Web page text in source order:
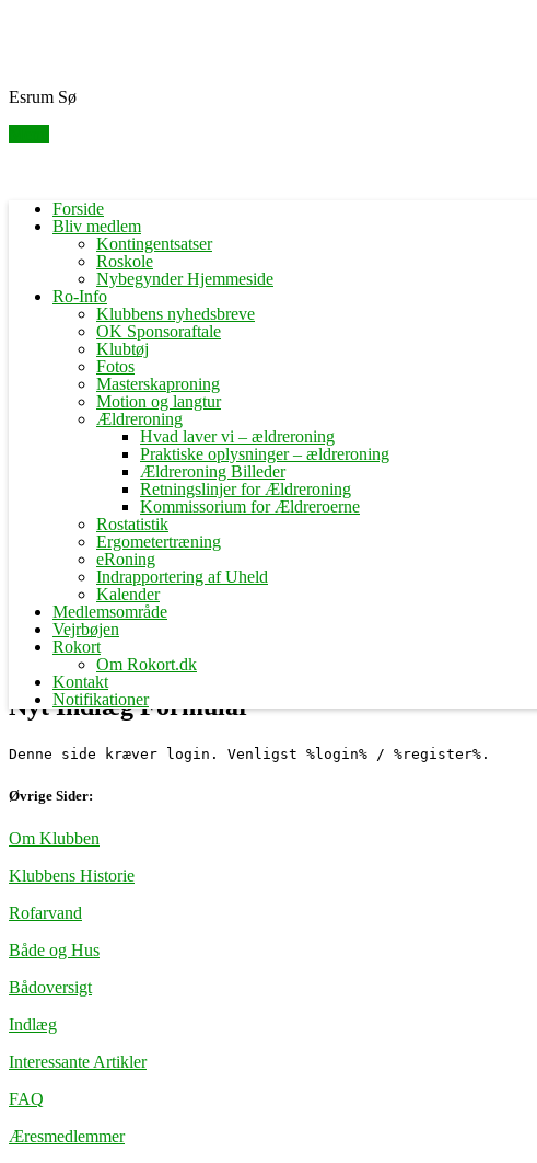
Esrum Sø
Forside
Bliv medlem
Kontingentsatser
Roskole
Nybegynder Hjemmeside
Ro-Info
Klubbens nyhedsbreve
OK Sponsoraftale
Klubtøj
Fotos
Masterskaproning
Motion og langtur
Ældreroning
Hvad laver vi – ældreroning
Praktiske oplysninger – ældreroning
Ældreroning Billeder
Retningslinjer for Ældreroning
Kommissorium for Ældreroerne
Rostatistik
Ergometertræning
eRoning
Indrapportering af Uheld
Kalender
Medlemsområde
Vejrbøjen
Rokort
Om Rokort.dk
Kontakt
Notifikationer
Nyt Indlæg Formular
Denne side kræver login. Venligst %login% / %register%.
Øvrige Sider:
Om Klubben
Klubbens Historie
Rofarvand
Både og Hus
Bådoversigt
Indlæg
Interessante Artikler
FAQ
Æresmedlemmer